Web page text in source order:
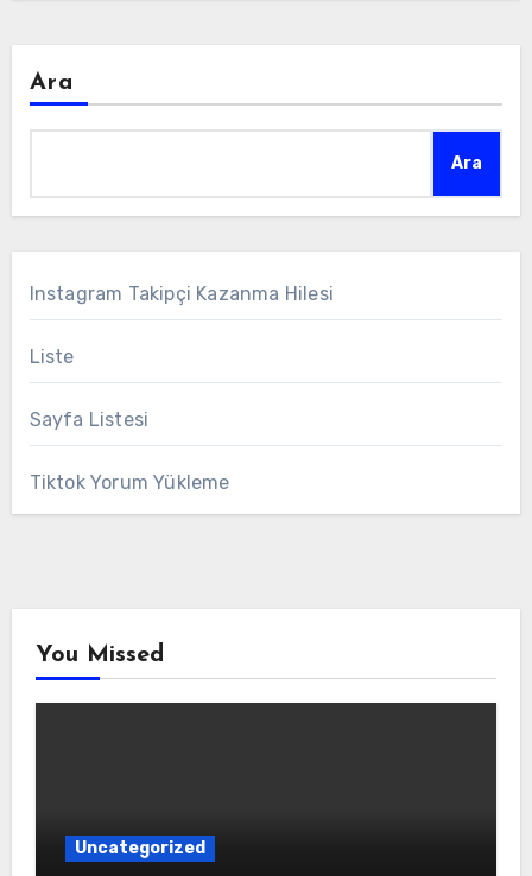
Ara
Ara
Instagram Takipçi Kazanma Hilesi
Liste
Sayfa Listesi
Tiktok Yorum Yükleme
You Missed
Uncategorized